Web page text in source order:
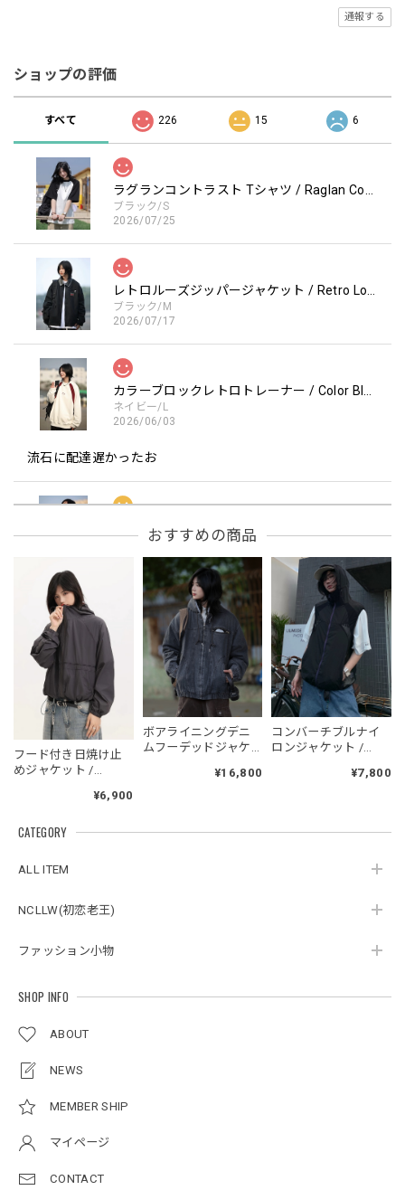
CATEGORY
ALL ITEM
NCLLW(初恋老王)
ファッション小物
SHOP INFO
ABOUT
NEWS
MEMBER SHIP
マイページ
CONTACT
通報する
ショップの評価
すべて 226 15 6
ブラック/S
2026/07/25
ブラック/M
2026/07/17
ネイビー/L
2026/06/03
流石に配達遅かったお
レッド/L
2026/05/30
フーデッドスタジアムジャンバー / Hooded Stadium Jumper
ブラック/L
2026/05/28
NCLLW オリジナルドッグタグネックレス / NCLLW Original Dog Tag Necklace
2026/05/27
スタンドカラーレトロジャケット / Stand Collar Retro Jacket
ブラック/L
おすすめの商品
フード付き日焼け止
めジャケット /
¥6,900
ボアライニングデニ
ムフーデッドジャケ
Denim Hooded¥16,800
コンバーチブルナイ
ロンジャケット /
¥7,800